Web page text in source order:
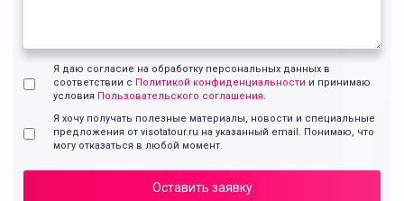
Я даю согласие на обработку персональных данных в
соответствии с Политикой конфиденциальности и принимаю
условия Пользовательского соглашения.
Я хочу получать полезные материалы, новости и специальные
предложения от visotatour.ru на указанный email. Понимаю, что
могу отказаться в любой момент.
Оставить заявку